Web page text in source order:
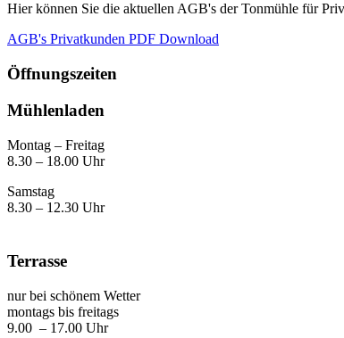
Hier können Sie die aktuellen AGB's der Tonmühle für
AGB's Privatkunden PDF Download
Öffnungszeiten
Mühlenladen
Montag – Freitag
8.30 – 18.00 Uhr
Samstag
8.30 – 12.30 Uhr
Terrasse
nur bei schönem Wetter
montags bis freitags
9.00 – 17.00 Uhr